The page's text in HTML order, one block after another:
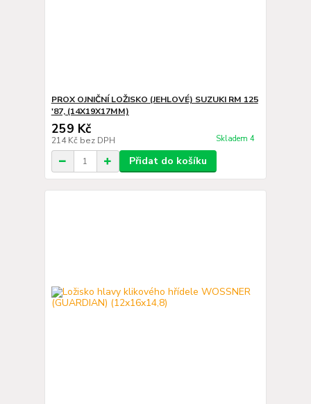
PROX OJNIČNÍ LOŽISKO (JEHLOVÉ) SUZUKI RM 125
'87, (14X19X17MM)
259 Kč
214 Kč bez DPH Skladem 4
Přidat do košíku